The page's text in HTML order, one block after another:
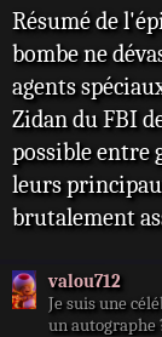
e
Résumé de
bombe ne
agents
Zidan du FBI
possible entre
leurs
brutalement
valou712
Je suis une
un autographe